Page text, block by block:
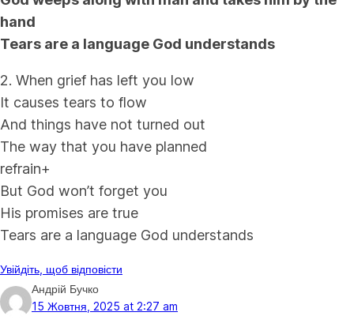
hand
Tears are a language God understands
2. When grief has left you low
It causes tears to flow
And things have not turned out
The way that you have planned
refrain+
But God won’t forget you
His promises are true
Tears are a language God understands
Увійдіть, щоб відповісти
Андрій Бучко
15 Жовтня, 2025 at 2:27 am